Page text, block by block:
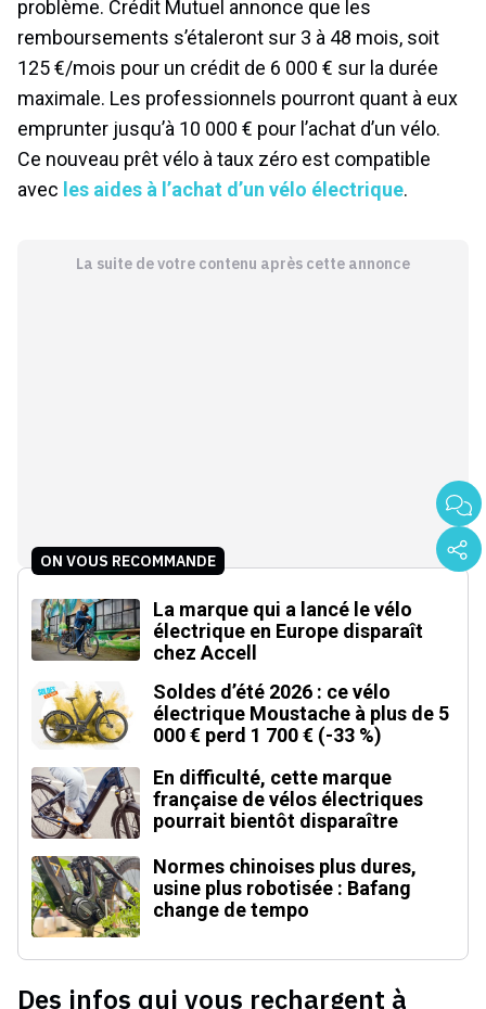
problème. Crédit Mutuel annonce que les
remboursements s’étaleront sur 3 à 48 mois, soit
125 €/mois pour un crédit de 6 000 € sur la durée
maximale. Les professionnels pourront quant à eux
emprunter jusqu’à 10 000 € pour l’achat d’un vélo.
Ce nouveau prêt vélo à taux zéro est compatible
avec les aides à l’achat d’un vélo électrique.
La suite de votre contenu après cette annonce
ON VOUS RECOMMANDE
La marque qui a lancé le vélo
électrique en Europe disparaît
chez Accell
Soldes d’été 2026 : ce vélo
électrique Moustache à plus de 5
000 € perd 1 700 € (-33 %)
En difficulté, cette marque
française de vélos électriques
pourrait bientôt disparaître
Normes chinoises plus dures,
usine plus robotisée : Bafang
change de tempo
Des infos qui vous rechargent à